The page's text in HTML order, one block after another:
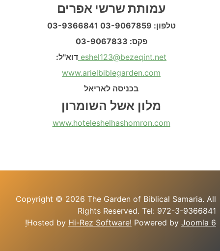
עמותת שרשי אפרים
טלפון: 03-9067859 03-9366841
פקס: 03-9067833
eshel123@bezeqint.net דוא"ל:
www.arielbiblegarden.com
בכניסה לאריאל
מלון אשל השומרון
www.hoteleshelhashomron.com
Copyright © 2026 The Garden of Biblical Samaria. All
Rights Reserved. Tel: 972-3-9366841
Hosted by Hi-Rez Software! Powered by Joomla 6!